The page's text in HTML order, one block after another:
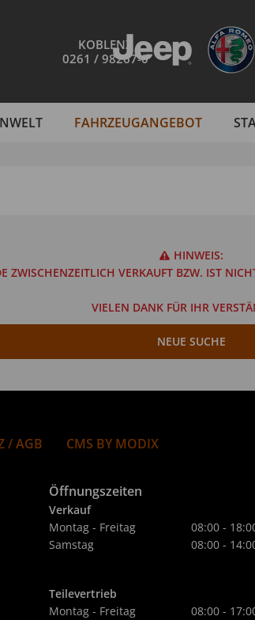
KOBLENZ
0261 / 98267-0
FAHRZEUGANGEBOT
HINWEIS:
ZWISCHENZEITLICH VERKAUFT BZW. IST
VIELEN DANK FÜR IHR
NEUE SUCHE
/ AGB CMS BY MODIX
Öffnungszeiten
Verkauf
Montag - Freitag
08:00 -
Samstag
08:00 -
Teilevertrieb
Montag - Freitag
08:00 -